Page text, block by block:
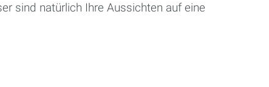
sind natürlich Ihre Aussichten auf eine